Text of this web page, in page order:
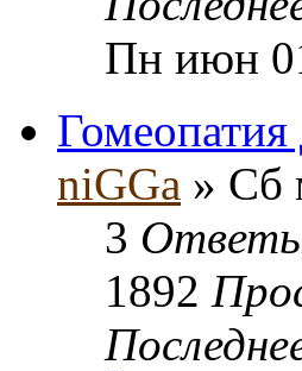
Пн июн
Гомеопатия
niGGa » Сб
3
1892